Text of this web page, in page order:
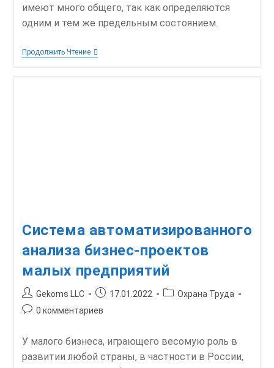
имеют много общего, так как определяются
одним и тем же предельным состоянием.
Продолжить ЧтениеАнализ
Система автоматизированного
анализа бизнес-проектов
малых предприятий
Автор
записи:
Gekoms LLC
Запись17.01.2022
Рубрика
Охрана Труда
Комментарии
записи:
0 комментариев
У малого бизнеса, играющего весомую роль в
развитии любой страны, в частности в России,